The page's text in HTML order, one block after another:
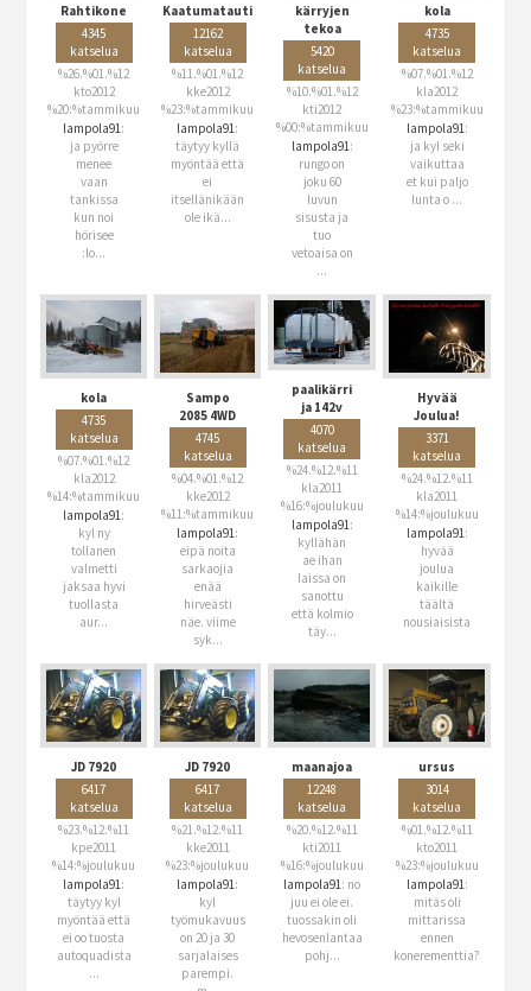
Rahtikone
4345
katselua
%26.%01.%12
kto2012
%20:%tammikuu
lampola91 :
ja pyörre
menee
vaan
tankissa
kun noi
hörisee
:lo...
Kaatumatauti
12162
katselua
%11.%01.%12
kke2012
%23:%tammikuu
lampola91 :
täytyy kyllä
myöntää että
ei
itsellänikään
ole ikä...
kärryjen
tekoa
5420
katselua
%10.%01.%12
kti2012
%00:%tammikuu
lampola91:
rungo on
joku 60
luvun
sisusta ja
tuo
vetoaisa on
...
kola
4735
katselua
%07.%01.%12
kla2012
%23:%tammikuu
lampola91:
ja kyl seki
vaikuttaa
et kui paljo
lunta o ...
kola
4735
katselua
%07.%01.%12
kla2012
%14:%tammikuu
lampola91 :
kyl ny
tollanen
valmetti
jaksaa hyvi
tuollasta
aur...
Sampo
2085 4WD
4745
katselua
%04.%01.%12
kke2012
%11:%tammikuu
lampola91 :
eipä noita
sarkaojia
enää
hirveästi
näe. viime
syk...
paalikärri
ja 142v
4070
katselua
%24.%12.%11
kla2011
%16:%joulukuu
lampola91:
kyllähän
ae ihan
laissa on
sanottu
että kolmio
täy...
Hyvää
Joulua!
3371
katselua
%24.%12.%11
kla2011
%14:%joulukuu
lampola91:
hyvää
joulua
kaikille
täältä
nousiaisista
JD 7920
6417
katselua
%23.%12.%11
kpe2011
%14:%joulukuu
lampola91 :
täytyy kyl
myöntää että
ei oo tuosta
autoquadista
...
JD 7920
6417
katselua
%21.%12.%11
kke2011
%23:%joulukuu
lampola91 :
kyl
työmukavuus
on 20 ja 30
sarjalaises
parempi.
maanajoa
12248
katselua
%20.%12.%11
kti2011
%16:%joulukuu
lampola91: no
juu ei ole ei.
tuossakin oli
hevosenlantaa
pohj...
ursus
3014
katselua
%01.%12.%11
kto2011
%23:%joulukuu
lampola91:
mitäs oli
mittarissa
ennen
konerementtia?